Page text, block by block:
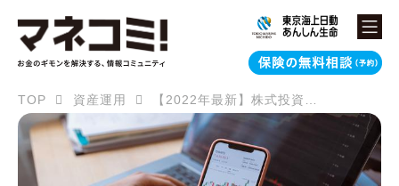
TOP 資産運用 【2022年最新】株式投資の勉強アプリ9選！初心者向けゲームもご紹介！